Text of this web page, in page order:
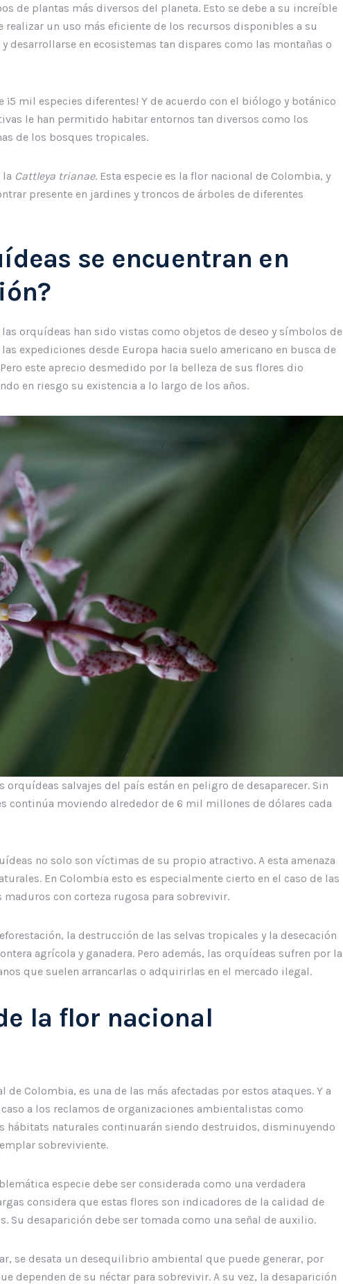
de plantas más diversos del planeta. Esto se debe a su increíble
un uso más eficiente de los recursos disponibles a su
desarrollarse en ecosistemas tan dispares como las montañas o
mil especies diferentes! Y de acuerdo con el biólogo y botánico
le han permitido habitar entornos tan diversos como los
de los bosques tropicales.
la Cattleya trianae. Esta especie es la flor nacional de Colombia, y
presente en jardines y troncos de árboles de diferentes
se encuentran en
orquídeas han sido vistas como objetos de deseo y símbolos de
expediciones desde Europa hacia suelo americano en busca de
este aprecio desmedido por la belleza de sus flores dio
en riesgo su existencia a lo largo de los años.
orquídeas salvajes del país están en peligro de desaparecer. Sin
continúa moviendo alrededor de 6 mil millones de dólares cada
no solo son víctimas de su propio atractivo. A esta amenaza
En Colombia esto es especialmente cierto en el caso de las
con corteza rugosa para sobrevivir.
la destrucción de las selvas tropicales y la desecación
agrícola y ganadera. Pero además, las orquídeas sufren por la
que suelen arrancarlas o adquirirlas en el mercado ilegal.
la flor nacional
Colombia, es una de las más afectadas por estos ataques. Y a
a los reclamos de organizaciones ambientalistas como
hábitats naturales continuarán siendo destruidos, disminuyendo
sobreviviente.
especie debe ser considerada como una verdadera
considera que estas flores son indicadores de la calidad de
Su desaparición debe ser tomada como una señal de auxilio.
se desata un desequilibrio ambiental que puede generar, por
dependen de su néctar para sobrevivir. A su vez, la desaparición